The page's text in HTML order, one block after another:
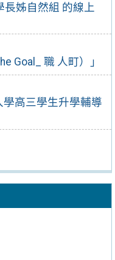
長姊自然組 的線上
Goal_ 職 人町）」
學高三學生升學輔導